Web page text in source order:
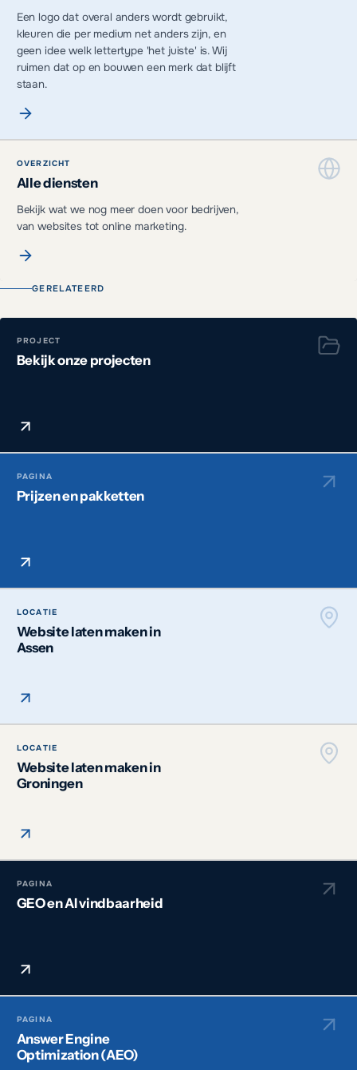
Een logo dat overal anders wordt gebruikt,
kleuren die per medium net anders zijn, en
geen idee welk lettertype 'het juiste' is. Wij
ruimen dat op en bouwen een merk dat blijft
staan.
OVERZICHT
Alle diensten
Bekijk wat we nog meer doen voor bedrijven,
van websites tot online marketing.
GERELATEERD
PROJECT
Bekijk onze projecten
PAGINA
Prijzen en pakketten
LOCATIE
Website laten maken in
Assen
LOCATIE
Website laten maken in
Groningen
PAGINA
GEO en AI vindbaarheid
PAGINA
Answer Engine
Optimization (AEO)